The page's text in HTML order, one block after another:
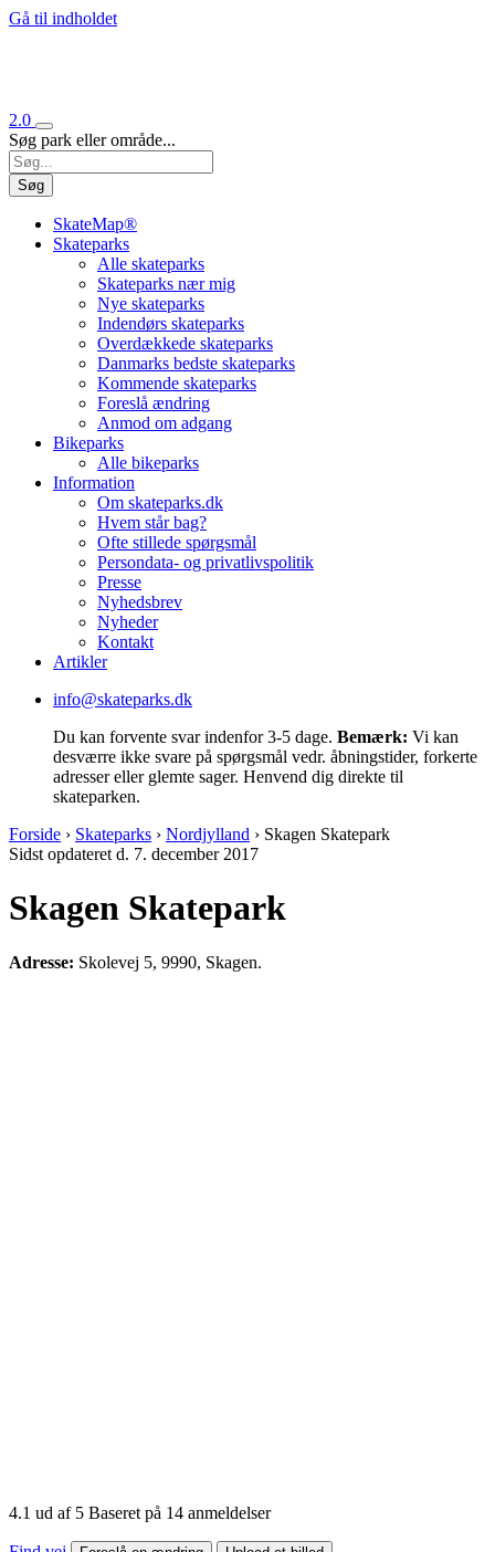
Gå til indholdet
2.0
Søg park eller område...
Søg
SkateMap®
Skateparks
Alle skateparks
Skateparks nær mig
Nye skateparks
Indendørs skateparks
Overdækkede skateparks
Danmarks bedste skateparks
Kommende skateparks
Foreslå ændring
Anmod om adgang
Bikeparks
Alle bikeparks
Information
Om skateparks.dk
Hvem står bag?
Ofte stillede spørgsmål
Persondata- og privatlivspolitik
Presse
Nyhedsbrev
Nyheder
Kontakt
Artikler
info@skateparks.dk
Du kan forvente svar indenfor 3-5 dage. Bemærk: Vi kan
desværre ikke svare på spørgsmål vedr. åbningstider, forkerte
adresser eller glemte sager. Henvend dig direkte til
skateparken.
Forside › Skateparks › Nordjylland › Skagen Skatepark
Sidst opdateret d. 7. december 2017
Skagen Skatepark
Adresse: Skolevej 5, 9990, Skagen.
4.1 ud af 5 Baseret på 14 anmeldelser